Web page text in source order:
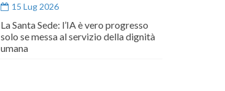
15 Lug 2026
La Santa Sede: l’IA è vero progresso
solo se messa al servizio della dignità
umana